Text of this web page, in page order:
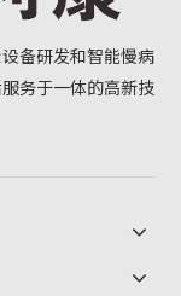
备研发和智能慢病
务于一体的高新技